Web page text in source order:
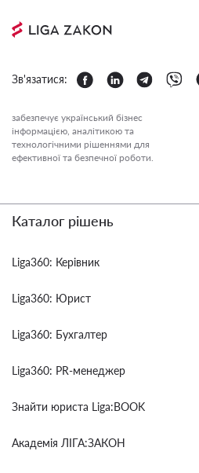
Зв'язатися:
забезпечує український бізнес
інформацією, аналітикою та
технологічними рішеннями для
ефективної та безпечної роботи.
Каталог рішень
Liga360: Керівник
Liga360: Юрист
Liga360: Бухгалтер
Liga360: PR-менеджер
Знайти юриста Liga:BOOK
Академія ЛІГА:ЗАКОН